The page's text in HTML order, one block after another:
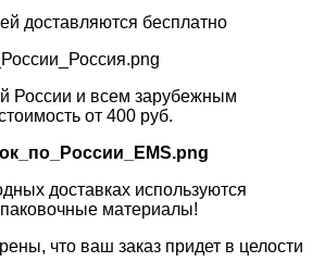
доставляются бесплатно
России и всем зарубежным
от 400 руб.
доставках используются
материалы!
что ваш заказ придет в целости